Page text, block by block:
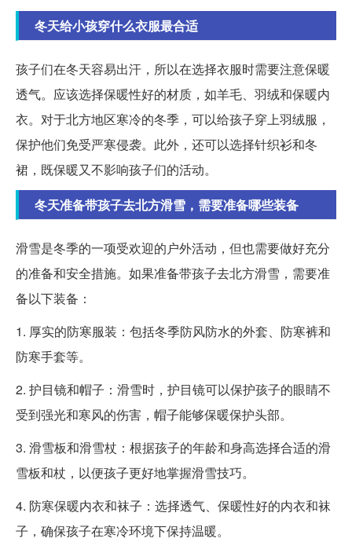
冬天给小孩穿什么衣服最合适
孩子们在冬天容易出汗，所以在选择衣服时需要注意保暖
透气。应该选择保暖性好的材质，如羊毛、羽绒和保暖内
衣。对于北方地区寒冷的冬季，可以给孩子穿上羽绒服，
保护他们免受严寒侵袭。此外，还可以选择针织衫和冬
裙，既保暖又不影响孩子们的活动。
冬天准备带孩子去北方滑雪，需要准备哪些装备
滑雪是冬季的一项受欢迎的户外活动，但也需要做好充分
的准备和安全措施。如果准备带孩子去北方滑雪，需要准
备以下装备：
1. 厚实的防寒服装：包括冬季防风防水的外套、防寒裤和
防寒手套等。
2. 护目镜和帽子：滑雪时，护目镜可以保护孩子的眼睛不
受到强光和寒风的伤害，帽子能够保暖保护头部。
3. 滑雪板和滑雪杖：根据孩子的年龄和身高选择合适的滑
雪板和杖，以便孩子更好地掌握滑雪技巧。
4. 防寒保暖内衣和袜子：选择透气、保暖性好的内衣和袜
子，确保孩子在寒冷环境下保持温暖。